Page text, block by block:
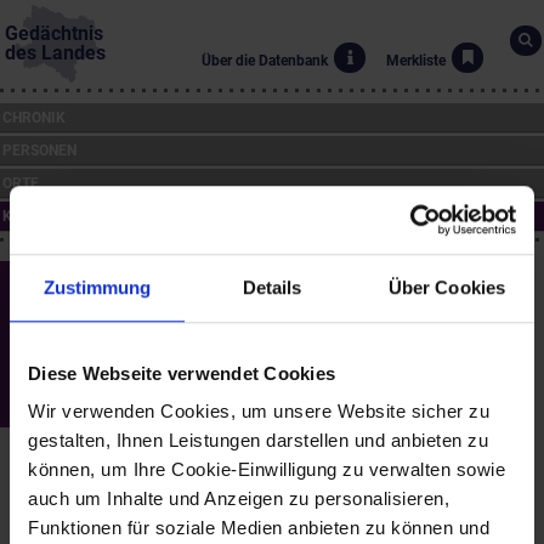
Zustimmung Details Über Cookies
Diese Webseite verwendet Cookies
Wir verwenden Cookies, um unsere Website sicher zu
gestalten, Ihnen Leistungen darstellen und anbieten zu
können, um Ihre Cookie-Einwilligung zu verwalten sowie
auch um Inhalte und Anzeigen zu personalisieren,
Funktionen für soziale Medien anbieten zu können und
Gedächtnis
des Landes
Über die Datenbank Merkliste
ORTE
KUNST
St. Pölten - Landhaus St. Pölten,
Ostarrichisaal, "Blaugelbfeld-
(1995 bis 1997)
Gunter Damisch (*1958, †2016)
Das Bild für den Ostarrîchisaal gehört zu einer Gruppe von Werken,
die die Begriffe "Kopf, Steher, Feld, Weg und Welt" im Titel haben.
Dabei ist das, was Damisch als Feld bezeichnet, meist ident mit
der Bildfläche, die wiederum den farblichen Grundakkord des